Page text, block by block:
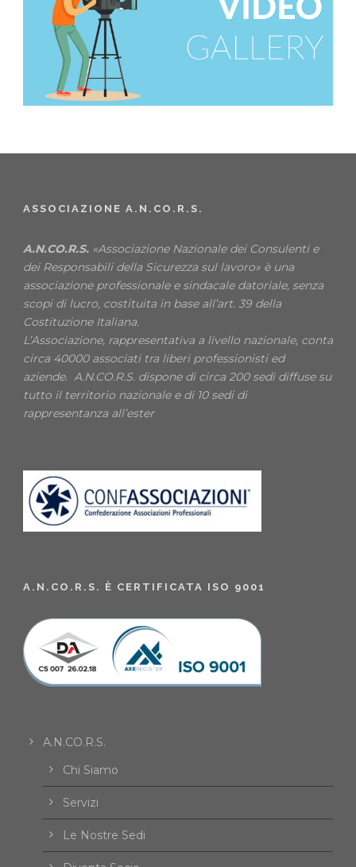
ASSOCIAZIONE A.N.CO.R.S.
A.N.CO.R.S. «Associazione Nazionale dei Consulenti e
dei Responsabili della Sicurezza sul lavoro» è una
associazione professionale e sindacale datoriale, senza
scopi di lucro, costituita in base all’art. 39 della
Costituzione Italiana.
L’Associazione, rappresentativa a livello nazionale, conta
circa 40000 associati tra liberi professionisti ed
aziende. A.N.CO.R.S. dispone di circa 200 sedi diffuse su
tutto il territorio nazionale e di 10 sedi di
rappresentanza all’ester
A.N.CO.R.S. È CERTIFICATA ISO 9001
A.N.CO.R.S.
Chi Siamo
Servizi
Le Nostre Sedi